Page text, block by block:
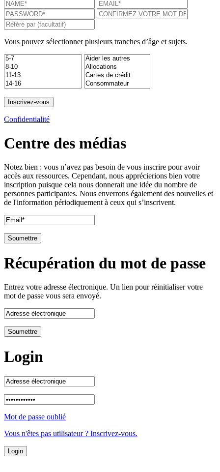
Vous pouvez sélectionner plusieurs tranches d’âge et sujets.
Confidentialité
Centre des médias
Notez bien : vous n’avez pas besoin de vous inscrire pour avoir
accès aux ressources. Cependant, nous apprécierions bien votre
inscription puisque cela nous donnerait une idée du nombre de
personnes participantes. Nous enverrons également des nouvelles et
de l'information périodiquement à ceux qui s’inscrivent.
Récupération du mot de passe
Entrez votre adresse électronique. Un lien pour réinitialiser votre
mot de passe vous sera envoyé.
Login
Mot de passe oublié
Vous n'êtes pas utilisateur ? Inscrivez-vous.